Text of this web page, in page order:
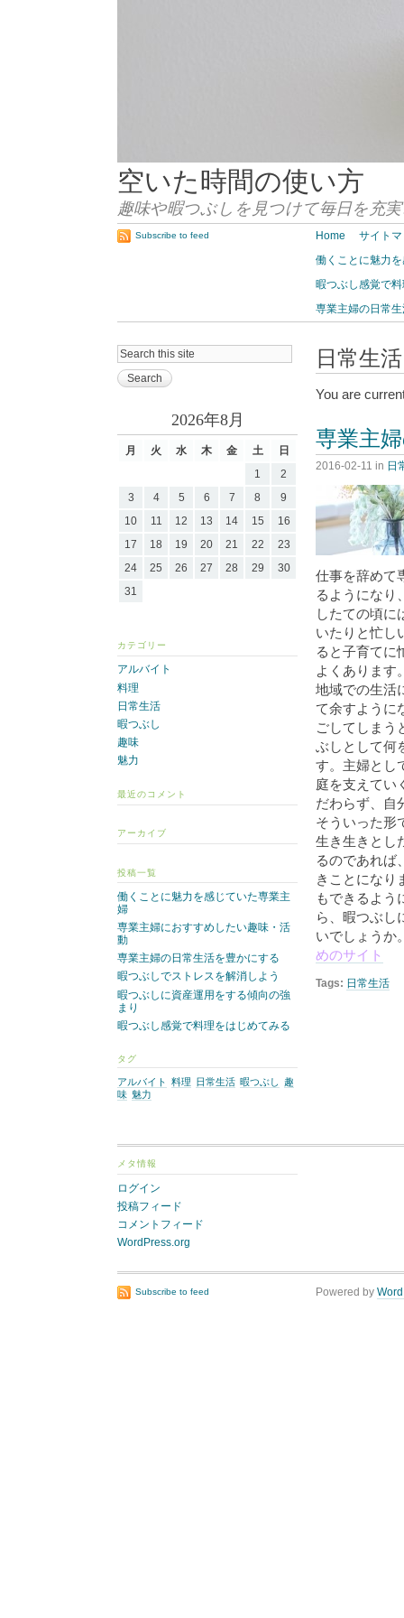
空いた時間の使い方
趣味や暇つぶしを見つけて毎日を充
Home
サイト
働くことに魅力
暇つぶし感覚で
専業主婦の日常
Subscribe to feed
日常生活
You are
専業主
2016-02-11 in 日
仕事を辞めて
るようになり
したての頃に
いたりと忙し
ると子育てに
よくあります
地域での生活
て余すように
ごしてしまう
ぶしとして何
す。主婦とし
庭を支えてい
だわらず、自
そういった形
生き生きとし
るのであれば
きことになり
もできるよう
ら、暇つぶし
いでしょう
めのサイト
Tags: 日常生活
2026年8月
月 火 水 木 金 土
日
1
2
3
4 5 6 7 8
9
10
11 12 13 14 15
16
17
18 19 20 21 22
23
24
25 26 27 28 29
30
31
カテゴリー
アルバイト
料理
日常生活
暇つぶし
趣味
魅力
最近のコメント
アーカイブ
投稿一覧
働くことに魅力を感じていた専業主
婦
専業主婦におすすめしたい趣味・活
動
専業主婦の日常生活を豊かにする
暇つぶしでストレスを解消しよう
暇つぶしに資産運用をする傾向の強
まり
暇つぶし感覚で料理をはじめてみる
タグ
アルバイト 料理 日常生活 暇つぶし 趣
味 魅力
メタ情報
ログイン
投稿フィード
コメントフィード
WordPress.org
Subscribe to feed Powered by